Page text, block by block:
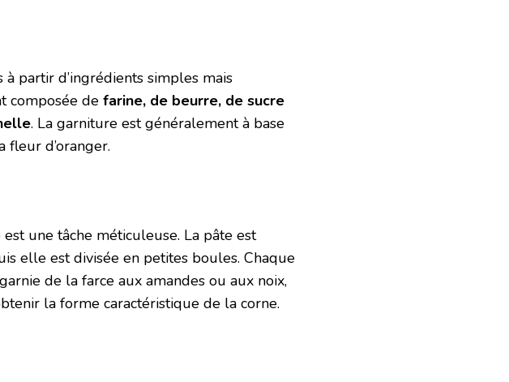
partir d’ingrédients simples mais
composée de farine, de beurre, de sucre
. La garniture est généralement à base
fleur d’oranger.
une tâche méticuleuse. La pâte est
elle est divisée en petites boules. Chaque
de la farce aux amandes ou aux noix,
la forme caractéristique de la corne.